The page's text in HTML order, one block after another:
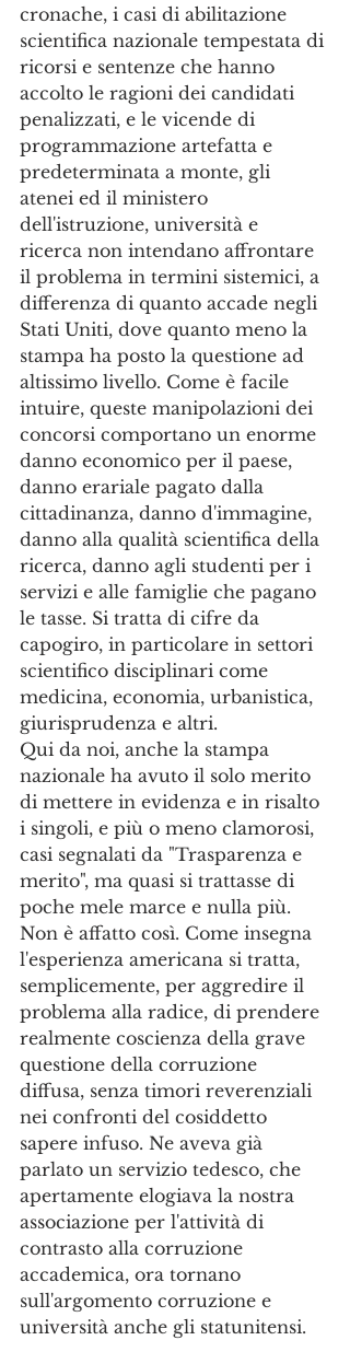
cronache, i casi di abilitazione
scientifica nazionale tempestata di
ricorsi e sentenze che hanno
accolto le ragioni dei candidati
penalizzati, e le vicende di
programmazione artefatta e
predeterminata a monte, gli
atenei ed il ministero
dell'istruzione, università e
ricerca non intendano affrontare
il problema in termini sistemici, a
differenza di quanto accade negli
Stati Uniti, dove quanto meno la
stampa ha posto la questione ad
altissimo livello. Come è facile
intuire, queste manipolazioni dei
concorsi comportano un enorme
danno economico per il paese,
danno erariale pagato dalla
cittadinanza, danno d'immagine,
danno alla qualità scientifica della
ricerca, danno agli studenti per i
servizi e alle famiglie che pagano
le tasse. Si tratta di cifre da
capogiro, in particolare in settori
scientifico disciplinari come
medicina, economia, urbanistica,
giurisprudenza e altri.
Qui da noi, anche la stampa
nazionale ha avuto il solo merito
di mettere in evidenza e in risalto
i singoli, e più o meno clamorosi,
casi segnalati da "Trasparenza e
merito", ma quasi si trattasse di
poche mele marce e nulla più.
Non è affatto così. Come insegna
l'esperienza americana si tratta,
semplicemente, per aggredire il
problema alla radice, di prendere
realmente coscienza della grave
questione della corruzione
diffusa, senza timori reverenziali
nei confronti del cosiddetto
sapere infuso. Ne aveva già
parlato un servizio tedesco, che
apertamente elogiava la nostra
associazione per l'attività di
contrasto alla corruzione
accademica, ora tornano
sull'argomento corruzione e
università anche gli statunitensi.